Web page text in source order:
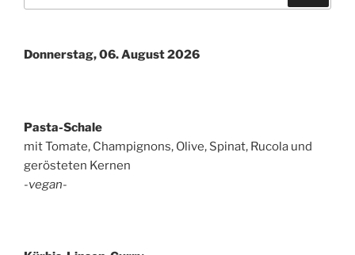
Donnerstag, 06. August 2026
Pasta-Schale
mit Tomate, Champignons, Olive, Spinat, Rucola und
gerösteten Kernen
-vegan-